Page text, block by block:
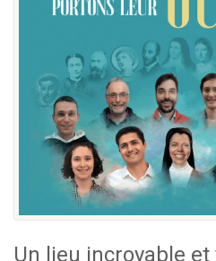
Un lieu incroyable